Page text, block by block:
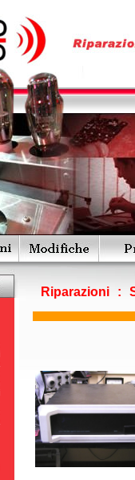
Riparazioni :